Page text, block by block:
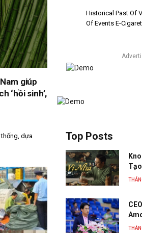
giúp
‘hồi sinh’,
dựa
Historical Past Of
Of Events E-
Top Posts